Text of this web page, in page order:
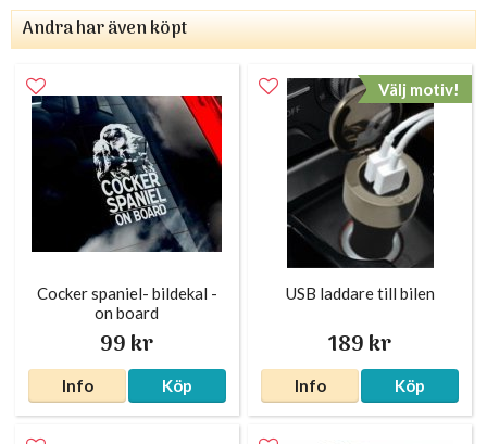
Andra har även köpt
Cocker spaniel- bildekal -
on board
99 kr
Info Köp
Välj motiv!
USB laddare till bilen
189 kr
Info Köp